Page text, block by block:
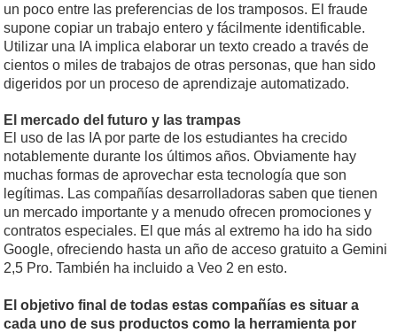
un poco entre las preferencias de los tramposos. El fraude
supone copiar un trabajo entero y fácilmente identificable.
Utilizar una IA implica elaborar un texto creado a través de
cientos o miles de trabajos de otras personas, que han sido
digeridos por un proceso de aprendizaje automatizado.
El mercado del futuro y las trampas
El uso de las IA por parte de los estudiantes ha crecido
notablemente durante los últimos años. Obviamente hay
muchas formas de aprovechar esta tecnología que son
legítimas. Las compañías desarrolladoras saben que tienen
un mercado importante y a menudo ofrecen promociones y
contratos especiales. El que más al extremo ha ido ha sido
Google, ofreciendo hasta un año de acceso gratuito a Gemini
2,5 Pro. También ha incluido a Veo 2 en esto.
El objetivo final de todas estas compañías es situar a
cada uno de sus productos como la herramienta por